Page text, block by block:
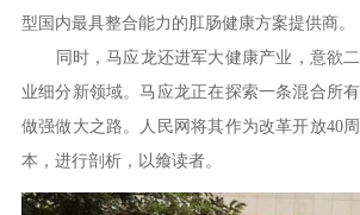
型国内最具整合能力的肛肠健康方案提供商。
同时，马应龙还进军大健康产业，意欲
业细分新领域。马应龙正在探索一条混合所
做强做大之路。人民网将其作为改革开放40
本，进行剖析，以飨读者。